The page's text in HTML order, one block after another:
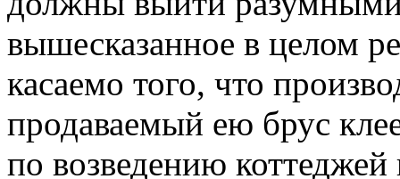
вышесказанное в целом
касаемо того, что
продаваемый ею брус
по возведению